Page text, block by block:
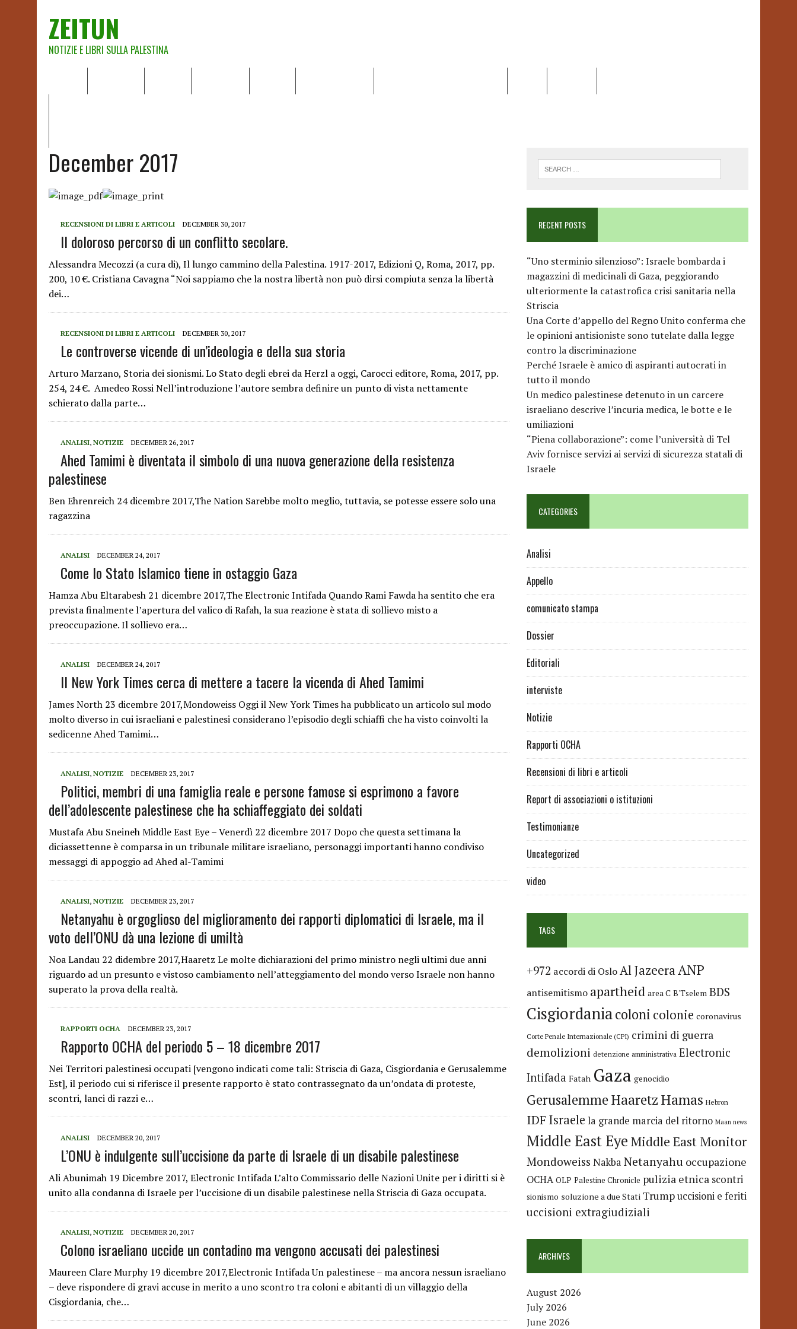
ZEITUN
NOTIZIE E LIBRI SULLA PALESTINA
December 2017
RECENSIONI DI LIBRI E ARTICOLI DECEMBER 30, 2017
Il doloroso percorso di un conflitto secolare.
Alessandra Mecozzi (a cura di), Il lungo cammino della Palestina. 1917-2017, Edizioni Q, Roma, 2017, pp.
200, 10 €. Cristiana Cavagna “Noi sappiamo che la nostra libertà non può dirsi compiuta senza la libertà
dei…
RECENSIONI DI LIBRI E ARTICOLI DECEMBER 30, 2017
Le controverse vicende di un’ideologia e della sua storia
Arturo Marzano, Storia dei sionismi. Lo Stato degli ebrei da Herzl a oggi, Carocci editore, Roma, 2017, pp.
254, 24 €. Amedeo Rossi Nell’introduzione l’autore sembra definire un punto di vista nettamente
schierato dalla parte…
ANALISI, NOTIZIE DECEMBER 26, 2017
Ahed Tamimi è diventata il simbolo di una nuova generazione della resistenza
palestinese
Ben Ehrenreich 24 dicembre 2017,The Nation Sarebbe molto meglio, tuttavia, se potesse essere solo una
ragazzina
ANALISI DECEMBER 24, 2017
Come lo Stato Islamico tiene in ostaggio Gaza
Hamza Abu Eltarabesh 21 dicembre 2017,The Electronic Intifada Quando Rami Fawda ha sentito che era
prevista finalmente l’apertura del valico di Rafah, la sua reazione è stata di sollievo misto a
preoccupazione. Il sollievo era…
ANALISI DECEMBER 24, 2017
Il New York Times cerca di mettere a tacere la vicenda di Ahed Tamimi
James North 23 dicembre 2017,Mondoweiss Oggi il New York Times ha pubblicato un articolo sul modo
molto diverso in cui israeliani e palestinesi considerano l’episodio degli schiaffi che ha visto coinvolti la
sedicenne Ahed Tamimi…
ANALISI, NOTIZIE DECEMBER 23, 2017
Politici, membri di una famiglia reale e persone famose si esprimono a favore
dell’adolescente palestinese che ha schiaffeggiato dei soldati
Mustafa Abu Sneineh Middle East Eye – Venerdì 22 dicembre 2017 Dopo che questa settimana la
diciassettenne è comparsa in un tribunale militare israeliano, personaggi importanti hanno condiviso
messaggi di appoggio ad Ahed al-Tamimi
ANALISI, NOTIZIE DECEMBER 23, 2017
Netanyahu è orgoglioso del miglioramento dei rapporti diplomatici di Israele, ma il
voto dell’ONU dà una lezione di umiltà
Noa Landau 22 didembre 2017,Haaretz Le molte dichiarazioni del primo ministro negli ultimi due anni
riguardo ad un presunto e vistoso cambiamento nell’atteggiamento del mondo verso Israele non hanno
superato la prova della realtà.
RAPPORTI OCHA DECEMBER 23, 2017
Rapporto OCHA del periodo 5 – 18 dicembre 2017
Nei Territori palestinesi occupati [vengono indicati come tali: Striscia di Gaza, Cisgiordania e Gerusalemme
Est], il periodo cui si riferisce il presente rapporto è stato contrassegnato da un’ondata di proteste,
scontri, lanci di razzi e…
ANALISI DECEMBER 20, 2017
L’ONU è indulgente sull’uccisione da parte di Israele di un disabile palestinese
Ali Abunimah 19 Dicembre 2017, Electronic Intifada L’alto Commissario delle Nazioni Unite per i diritti si è
unito alla condanna di Israele per l’uccisione di un disabile palestinese nella Striscia di Gaza occupata.
ANALISI, NOTIZIE DECEMBER 20, 2017
Colono israeliano uccide un contadino ma vengono accusati dei palestinesi
Maureen Clare Murphy 19 dicembre 2017,Electronic Intifada Un palestinese – ma ancora nessun israeliano
– deve rispondere di gravi accuse in merito a uno scontro tra coloni e abitanti di un villaggio della
Cisgiordania, che…
RECENT POSTS
“Uno sterminio silenzioso”: Israele bombarda i
magazzini di medicinali di Gaza, peggiorando
ulteriormente la catastrofica crisi sanitaria nella
Striscia
Una Corte d’appello del Regno Unito conferma che
le opinioni antisioniste sono tutelate dalla legge
contro la discriminazione
Perché Israele è amico di aspiranti autocrati in
tutto il mondo
Un medico palestinese detenuto in un carcere
israeliano descrive l’incuria medica, le botte e le
umiliazioni
“Piena collaborazione”: come l’università di Tel
Aviv fornisce servizi ai servizi di sicurezza statali di
Israele
CATEGORIES
Analisi
Appello
comunicato stampa
Dossier
Editoriali
interviste
Notizie
Rapporti OCHA
Recensioni di libri e articoli
Report di associazioni o istituzioni
Testimonianze
Uncategorized
video
TAGS
+972 accordi di OsloAl JazeeraANP
antisemitismo apartheid area C B'Tselem BDS
Cisgiordaniacoloni colonie coronavirus
Corte Penale Internazionale (CPI) crimini di guerra
demolizioni detenzione amministrativa Electronic
Intifada Fatah Gaza genocidio
GerusalemmeHaaretzHamas Hebron
IDF Israele la grande marcia del ritorno Maan news
Middle East Eye Middle East Monitor
Mondoweiss Nakba Netanyahu occupazione
OCHA OLP Palestine Chronicle pulizia etnica scontri
sionismo soluzione a due Stati Trumpuccisioni e feriti
uccisioni extragiudiziali
ARCHIVES
August 2026
July 2026
June 2026